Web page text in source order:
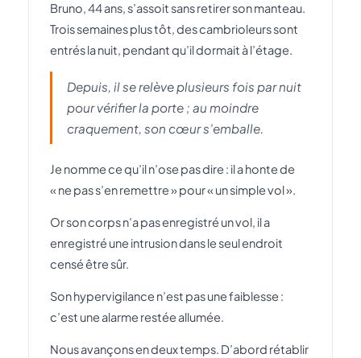
Bruno, 44 ans, s’assoit sans retirer son manteau.
Trois semaines plus tôt, des cambrioleurs sont
entrés la nuit, pendant qu’il dormait à l’étage.
Depuis, il se relève plusieurs fois par nuit
pour vérifier la porte ; au moindre
craquement, son cœur s’emballe.
Je nomme ce qu’il n’ose pas dire : il a honte de
« ne pas s’en remettre » pour « un simple vol ».
Or son corps n’a pas enregistré un vol, il a
enregistré une intrusion dans le seul endroit
censé être sûr.
Son hypervigilance n’est pas une faiblesse :
c’est une alarme restée allumée.
Nous avançons en deux temps. D’abord rétablir